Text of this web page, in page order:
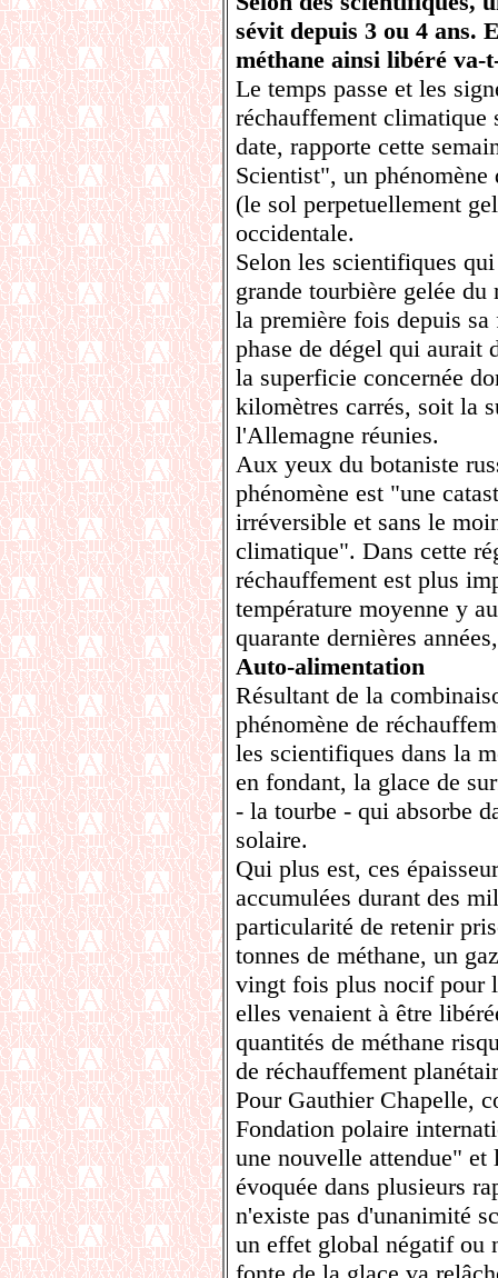
sévit depuis 3 ou 4 ans.
méthane ainsi libéré va-
Le temps passe et les
réchauffement
date, rapporte cette
Scientist", un
(le sol perpetuellement
occidentale.
Selon les scientifiques
grande tourbière gelée
la première fois depuis
phase de dégel qui aurait
la superficie concernée
kilomètres carrés, soit la
l'Allemagne réunies.
Aux yeux du botaniste
phénomène est "une
irréversible et sans le
climatique". Dans cette
réchauffement est plus
température moyenne y
quarante dernières
Auto-alimentation
Résultant de la
phénomène de
les scientifiques dans la
en fondant, la glace de
- la tourbe - qui absorbe
solaire.
Qui plus est, ces
accumulées durant des
particularité de retenir
tonnes de méthane, un
vingt fois plus nocif pour
elles venaient à être
quantités de méthane
de réchauffement
Pour Gauthier Chapelle,
Fondation polaire
une nouvelle attendue" et
évoquée dans plusieurs
n'existe pas d'unanimité
un effet global négatif ou